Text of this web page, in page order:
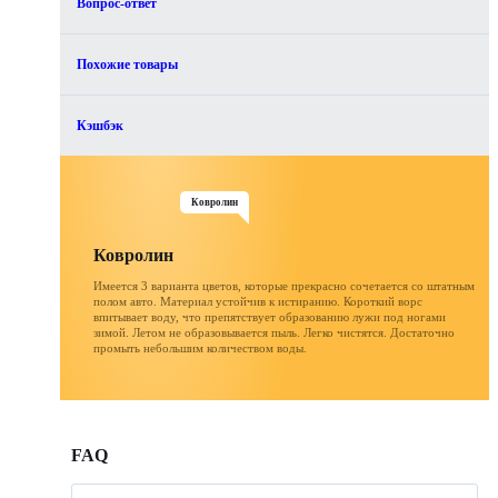
Вопрос-ответ
Похожие товары
Кэшбэк
Ковролин
Имеется 3 варианта цветов, которые прекрасно сочетается со штатным
полом авто. Материал устойчив к истиранию. Короткий ворс
впитывает воду, что препятствует образованию лужи под ногами
зимой. Летом не образовывается пыль. Легко чистятся. Достаточно
промыть небольшим количеством воды.
Ковролин
FAQ